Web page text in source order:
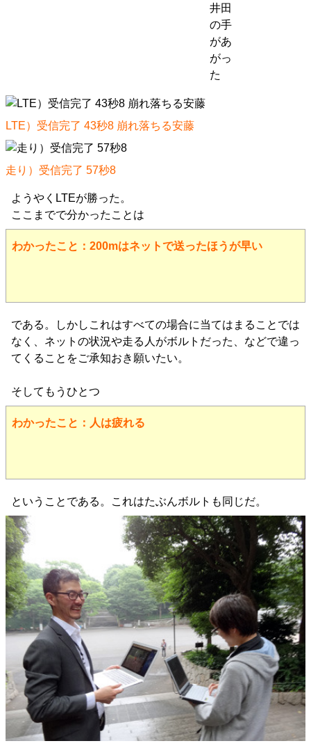
LTE）受信完了 43秒8 崩れ落ちる安藤
走り）受信完了 57秒8
ようやくLTEが勝った。
ここまでで分かったことは
わかったこと：200mはネットで送ったほうが早い
である。しかしこれはすべての場合に当てはまることでは
なく、ネットの状況や走る人がボルトだった、などで違っ
てくることをご承知おき願いたい。
そしてもうひとつ
わかったこと：人は疲れる
ということである。これはたぶんボルトも同じだ。